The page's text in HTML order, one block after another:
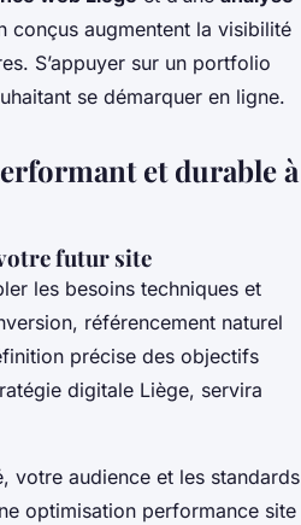
conçus augmentent la visibilité
S’appuyer sur un portfolio
se démarquer en ligne.
et durable à
futur site
les besoins techniques et
référencement naturel
précise des objectifs
digitale Liège, servira
votre audience et les standards
optimisation performance site